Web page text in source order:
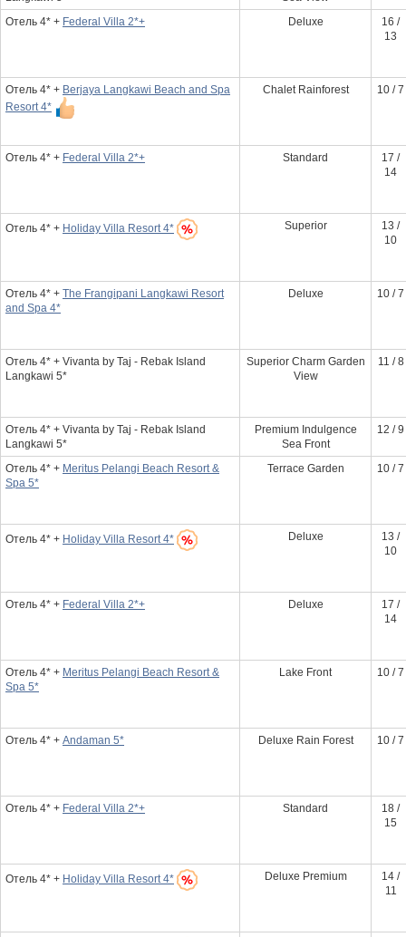
Отель 4* + Federal Villa 2*+ Deluxe
16 /
13
Отель 4* + Berjaya Langkawi Beach and Spa
Resort 4*
Chalet Rainforest 10 / 7
Отель 4* + Federal Villa 2*+ Standard
17 /
14
Отель 4* + Holiday Villa Resort 4* Superior
13 /
10
Отель 4* + The Frangipani Langkawi Resort
and Spa 4*
Deluxe 10 / 7
Отель 4* + Vivanta by Taj - Rebak Island
Langkawi 5*
Superior Charm Garden
View
11 / 8
Отель 4* + Vivanta by Taj - Rebak Island
Langkawi 5*
Premium Indulgence
Sea Front
12 / 9
Отель 4* + Meritus Pelangi Beach Resort &
Spa 5*
Terrace Garden 10 / 7
Отель 4* + Holiday Villa Resort 4* Deluxe
13 /
10
Отель 4* + Federal Villa 2*+ Deluxe
17 /
14
Отель 4* + Meritus Pelangi Beach Resort &
Spa 5*
Lake Front 10 / 7
Отель 4* + Andaman 5* Deluxe Rain Forest 10 / 7
Отель 4* + Federal Villa 2*+ Standard
18 /
15
Отель 4* + Holiday Villa Resort 4* Deluxe Premium
14 /
11